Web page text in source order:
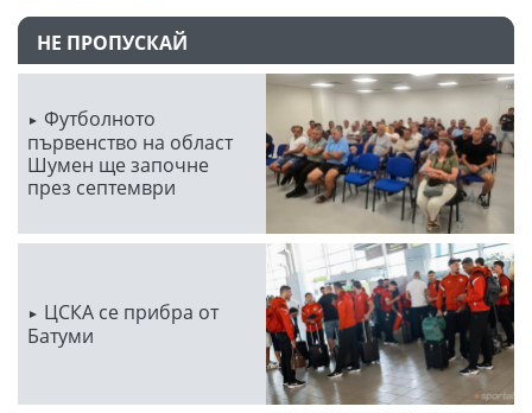
НЕ ПРОПУСКАЙ
Футболното
първенство на област
Шумен ще започне
през септември
ЦСКА се прибра от
Батуми